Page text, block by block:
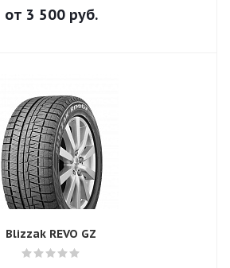
от 3 500руб.
Blizzak REVO GZ